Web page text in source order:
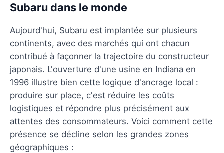
Subaru dans le monde
Aujourd'hui, Subaru est implantée sur plusieurs
continents, avec des marchés qui ont chacun
contribué à façonner la trajectoire du constructeur
japonais. L'ouverture d'une usine en Indiana en
1996 illustre bien cette logique d'ancrage local :
produire sur place, c'est réduire les coûts
logistiques et répondre plus précisément aux
attentes des consommateurs. Voici comment cette
présence se décline selon les grandes zones
géographiques :